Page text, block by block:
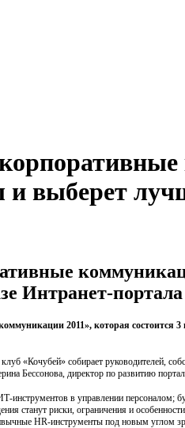
и выберет
Интранет-портала
2011», которая
«Кочубей» собирает руководителей,
Бессонова, директор по развитию
инструментов в управлении персоналом;
станут риски, ограничения и
HR-инструменты под новым углом